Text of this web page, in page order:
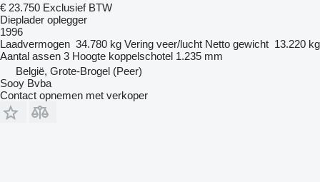
€ 23.750 Exclusief BTW
Dieplader oplegger
1996
Laadvermogen 34.780 kg Vering veer/lucht Netto gewicht 13.220 kg
Aantal assen 3 Hoogte koppelschotel 1.235 mm
België, Grote-Brogel (Peer)
Sooy Bvba
Contact opnemen met verkoper